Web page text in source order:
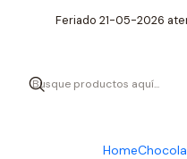
Home
Feriado 21-05-2026